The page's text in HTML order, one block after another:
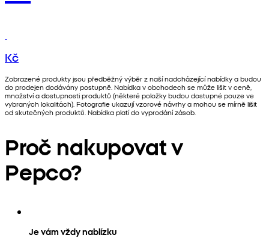
Kč
Zobrazené produkty jsou předběžný výběr z naší nadcházející nabídky a budou
do prodejen dodávány postupně. Nabídka v obchodech se může lišit v ceně,
množství a dostupnosti produktů (některé položky budou dostupné pouze ve
vybraných lokalitách). Fotografie ukazují vzorové návrhy a mohou se mírně lišit
od skutečných produktů. Nabídka platí do vyprodání zásob.
Proč nakupovat v
Pepco?
Je vám vždy nablízku